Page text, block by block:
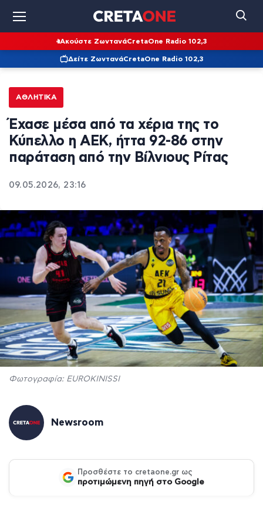
Ακούστε ΖωντανάCretaOne Radio 102,3
Δείτε ΖωντανάCretaOne Radio 102,3
ΑΘΛΗΤΙΚΆ
Έχασε μέσα από τα χέρια της το
Κύπελλο η ΑΕΚ, ήττα 92-86 στην
παράταση από την Βίλνιους Ρίτας
09.05.2026, 23:16
Φωτογραφία: EUROKINISSI
Newsroom
Προσθέστε το cretaone.gr ως
προτιμώμενη πηγή στο Google